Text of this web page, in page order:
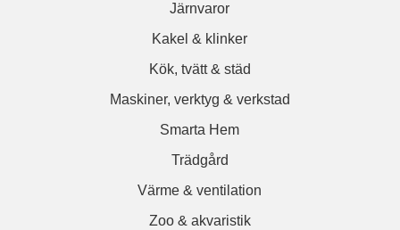
Järnvaror
Kakel & klinker
Kök, tvätt & städ
Maskiner, verktyg & verkstad
Smarta Hem
Trädgård
Värme & ventilation
Zoo & akvaristik